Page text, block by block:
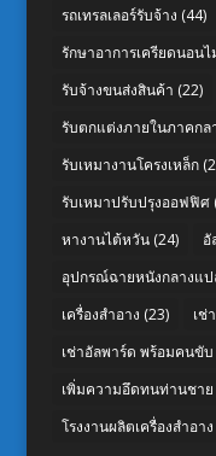
รถเทรลเลอร์รับจ้าง (44)
รักษาอาการเครียดนอน
รับจ้างขนส่งสินค้า (22)
รับตกแต่งภายในภาคกล
รับเหมางานโครงเหล็ก
รับเหมาปรับปรุงออฟฟิศ
หางานไต้หวัน(24) อั
อุปกรณ์ฉายหนังกลางแป
เครื่องสำอาง (23) เช่
เช่าอัลพาร์ด พร้อมคนขับ
เพิ่มความอึดทนท่านชาย
โรงงานผลิตเครื่องสำอาง